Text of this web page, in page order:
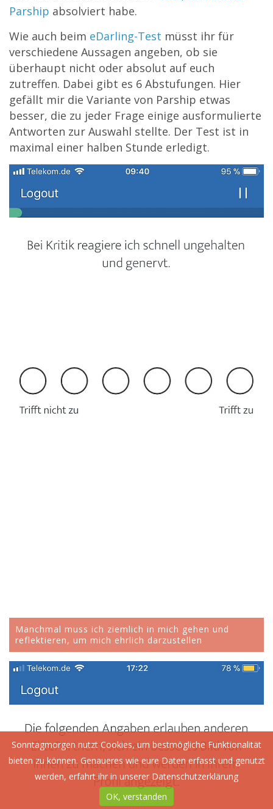
Parship absolviert habe.
Wie auch beim eDarling-Test müsst ihr für
verschiedene Aussagen angeben, ob sie
überhaupt nicht oder absolut auf euch
zutreffen. Dabei gibt es 6 Abstufungen. Hier
gefällt mir die Variante von Parship etwas
besser, die zu jeder Frage einige ausformulierte
Antworten zur Auswahl stellte. Der Test ist in
maximal einer halben Stunde erledigt.
Manchmal muss ich ziemlich in mich gehen und
reflektieren, um mich ehrlich darzustellen
Sonntagmorgen nutzt Cookies, um bestmögliche Funktionalität
bieten zu können. Genaueres wie eure Daten erfasst und genutzt
werden, erfahrt ihr in unserer Datenschutzerklärung
OK, verstanden